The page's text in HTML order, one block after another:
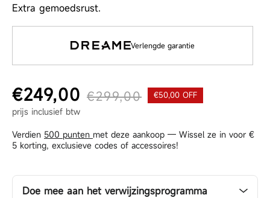
Extra gemoedsrust.
Verlengde garantie
€249,00
Normale prijs
€299,00 €50,00 OFF
Aanbiedingsprijs
prijs inclusief btw
Verdien 500 punten met deze aankoop — Wissel ze in voor €
5 korting, exclusieve codes of accessoires!
Doe mee aan het verwijzingsprogramma